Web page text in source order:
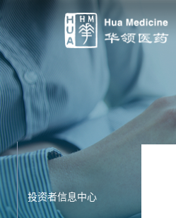
投资者信息中心